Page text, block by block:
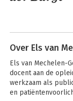
Over Els van
Els van Mechelen-
docent aan de
werkzaam als
en